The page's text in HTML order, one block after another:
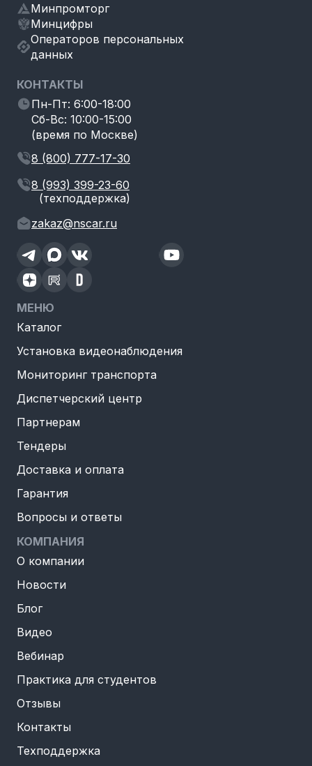
Минпромторг
Минцифры
Операторов персональных
данных
КОНТАКТЫ
Пн-Пт: 6:00-18:00
Сб-Вс: 10:00-15:00
(время по Москве)
8 (800) 777-17-30
8 (993) 399-23-60
(техподдержка)
zakaz@nscar.ru
МЕНЮ
Каталог
Установка видеонаблюдения
Мониторинг транспорта
Диспетчерский центр
Партнерам
Тендеры
Доставка и оплата
Гарантия
Вопросы и ответы
КОМПАНИЯ
О компании
Новости
Блог
Видео
Вебинар
Практика для студентов
Отзывы
Контакты
Техподдержка